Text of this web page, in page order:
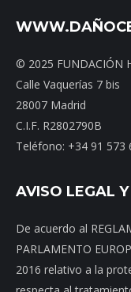
© 2025 FUNDACIÓN
Calle Vaquerías 7 bis
28007 Madrid
C.I.F. R2802790B
Teléfono: +34 91 573
AVISO LEGAL
De acuerdo al
PARLAMENTO
2016 relativo a la